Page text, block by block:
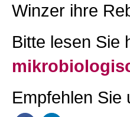
Winzer ihre
Bitte lesen Sie
Empfehlen Sie